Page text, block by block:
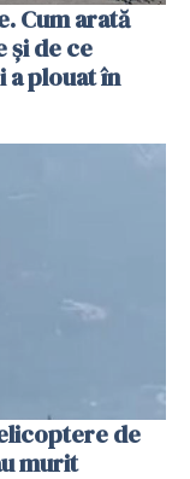
Cum arată
și de ce
a plouat în
de
murit